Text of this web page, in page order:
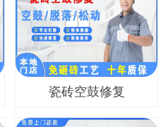
瓷砖空鼓修复